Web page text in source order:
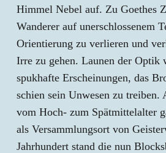
Himmel Nebel auf. Zu Goethes
Wanderer auf unerschlossenem
Orientierung zu verlieren und
Irre zu gehen. Launen der Optik
spukhafte Erscheinungen, das
schien sein Unwesen zu treiben.
vom Hoch- zum Spätmittelalter
als Versammlungsort von
Jahrhundert stand die nun